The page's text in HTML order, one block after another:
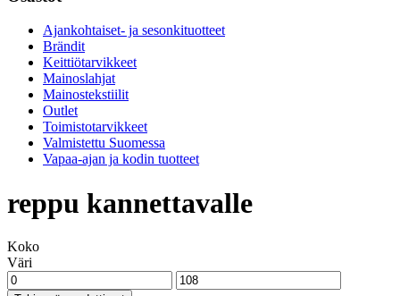
Ajankohtaiset- ja sesonkituotteet
Brändit
Keittiötarvikkeet
Mainoslahjat
Mainostekstiilit
Outlet
Toimistotarvikkeet
Valmistettu Suomessa
Vapaa-ajan ja kodin tuotteet
reppu kannettavalle
Koko
Väri